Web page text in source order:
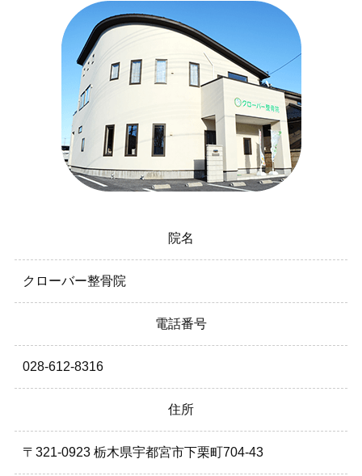
院名
クローバー整骨院
電話番号
028-612-8316
住所
〒321-0923 栃木県宇都宮市下栗町704-43